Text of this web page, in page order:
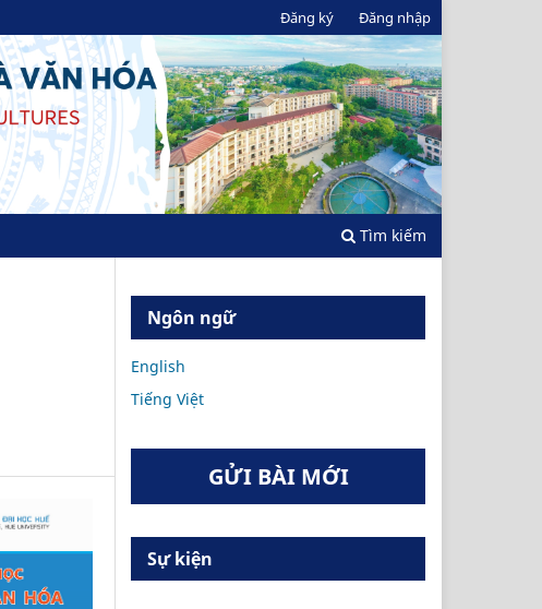
Tìm kiếm
Đăng ký Đăng nhập
Ngôn ngữ
English
Tiếng Việt
GỬI BÀI MỚI
Sự kiện